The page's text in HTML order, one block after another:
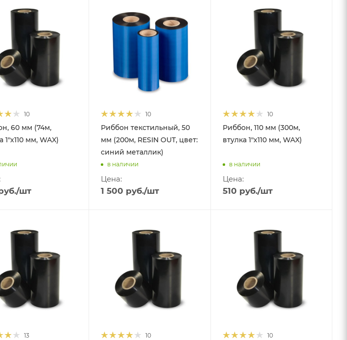
10
60 мм (74м,
1"х110 мм, WAX)
/шт
10
Риббон текстильный, 50
мм (200м, RESIN OUT, цвет:
синий металлик)
в наличии
Цена:
1 500 руб./шт
10
Риббон, 110 мм (300м,
втулка 1"x110 мм, WAX)
в наличии
Цена:
510 руб./шт
13 10 10